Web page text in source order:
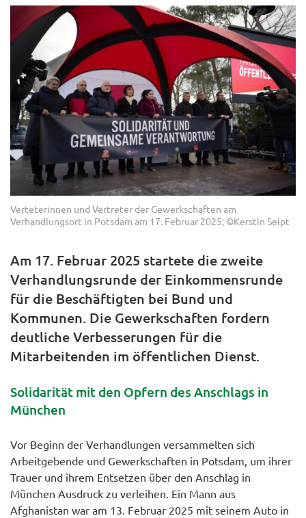
Verteterinnen und Vertreter der Gewerkschaften am
Verhandlungsort in Potsdam am 17. Februar 2025; ©Kerstin Seipt
Am 17. Februar 2025 startete die zweite
Verhandlungsrunde der Einkommensrunde
für die Beschäftigten bei Bund und
Kommunen. Die Gewerkschaften fordern
deutliche Verbesserungen für die
Mitarbeitenden im öffentlichen Dienst.
Solidarität mit den Opfern des Anschlags in
München
Vor Beginn der Verhandlungen versammelten sich
Arbeitgebende und Gewerkschaften in Potsdam, um ihrer
Trauer und ihrem Entsetzen über den Anschlag in
München Ausdruck zu verleihen. Ein Mann aus
Afghanistan war am 13. Februar 2025 mit seinem Auto in